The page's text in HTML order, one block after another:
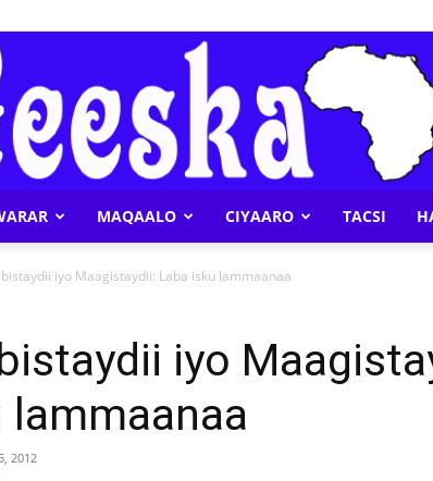
MAQAALO CIYAARO TACSI
iyo Maagistaydii: Laba isku lammaanaa
iyo
lammaanaa
2012